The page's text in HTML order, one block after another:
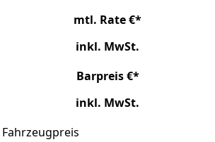
mtl. Rate €*
inkl. MwSt.
Barpreis €*
inkl. MwSt.
Fahrzeugpreis